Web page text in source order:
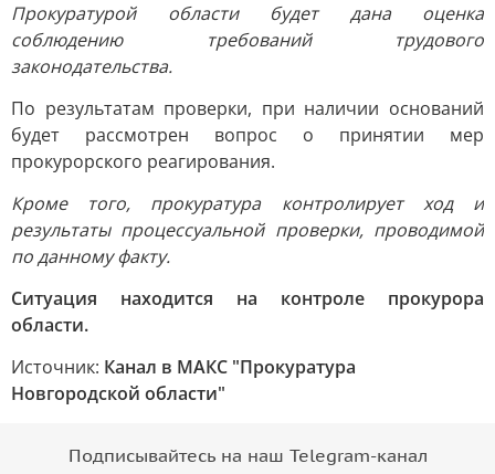
Прокуратурой области будет дана оценка
соблюдению требований трудового
законодательства.
По результатам проверки, при наличии оснований
будет рассмотрен вопрос о принятии мер
прокурорского реагирования.
Кроме того, прокуратура контролирует ход и
результаты процессуальной проверки, проводимой
по данному факту.
Ситуация находится на контроле прокурора
области.
Источник: Канал в МАКС "Прокуратура
Новгородской области"
Подписывайтесь на наш Telegram-канал